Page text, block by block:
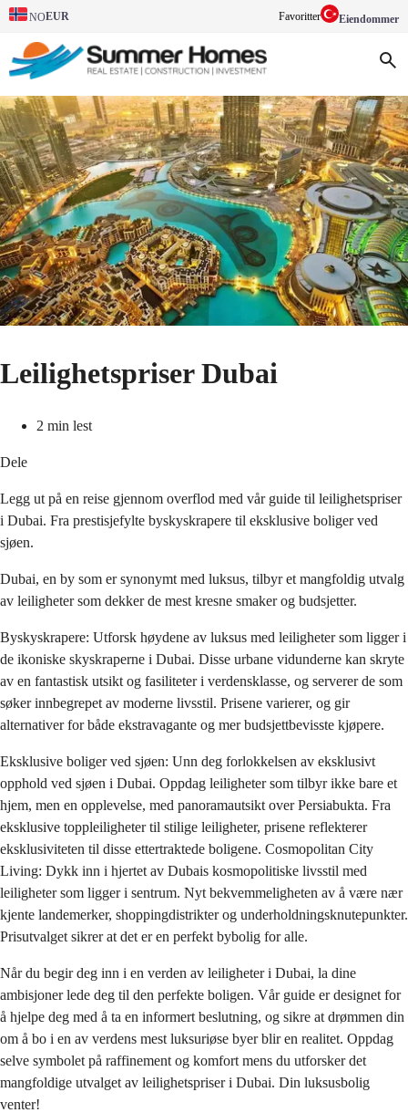
NOEUR Favoritter Eiendommer
Leilighetspriser Dubai
2 min lest
Dele
Legg ut på en reise gjennom overflod med vår guide til leilighetspriser
i Dubai. Fra prestisjefylte byskyskrapere til eksklusive boliger ved
sjøen.
Dubai, en by som er synonymt med luksus, tilbyr et mangfoldig utvalg
av leiligheter som dekker de mest kresne smaker og budsjetter.
Byskyskrapere: Utforsk høydene av luksus med leiligheter som ligger i
de ikoniske skyskraperne i Dubai. Disse urbane vidunderne kan skryte
av en fantastisk utsikt og fasiliteter i verdensklasse, og serverer de som
søker innbegrepet av moderne livsstil. Prisene varierer, og gir
alternativer for både ekstravagante og mer budsjettbevisste kjøpere.
Eksklusive boliger ved sjøen: Unn deg forlokkelsen av eksklusivt
opphold ved sjøen i Dubai. Oppdag leiligheter som tilbyr ikke bare et
hjem, men en opplevelse, med panoramautsikt over Persiabukta. Fra
eksklusive toppleiligheter til stilige leiligheter, prisene reflekterer
eksklusiviteten til disse ettertraktede boligene. Cosmopolitan City
Living: Dykk inn i hjertet av Dubais kosmopolitiske livsstil med
leiligheter som ligger i sentrum. Nyt bekvemmeligheten av å være nær
kjente landemerker, shoppingdistrikter og underholdningsknutepunkter.
Prisutvalget sikrer at det er en perfekt bybolig for alle.
Når du begir deg inn i en verden av leiligheter i Dubai, la dine
ambisjoner lede deg til den perfekte boligen. Vår guide er designet for
å hjelpe deg med å ta en informert beslutning, og sikre at drømmen din
om å bo i en av verdens mest luksuriøse byer blir en realitet. Oppdag
selve symbolet på raffinement og komfort mens du utforsker det
mangfoldige utvalget av leilighetspriser i Dubai. Din luksusbolig
venter!